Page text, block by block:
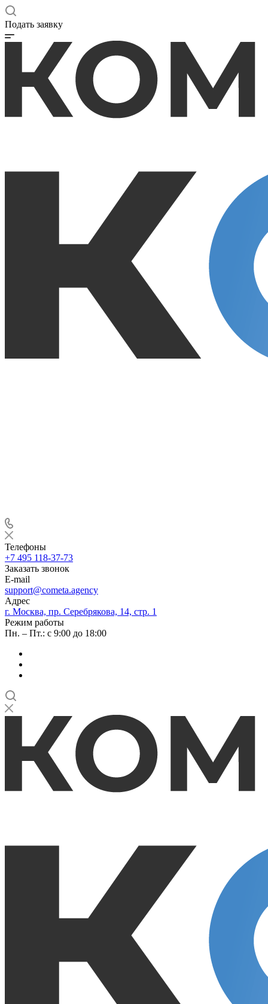
Подать заявку
Телефоны
+7 495 118-37-73
Заказать звонок
E-mail
support@cometa.agency
Адрес
г. Москва, пр. Серебрякова, 14, стр. 1
Режим работы
Пн. – Пт.: с 9:00 до 18:00